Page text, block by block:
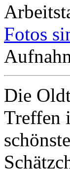
Fotos
Die
Treffen